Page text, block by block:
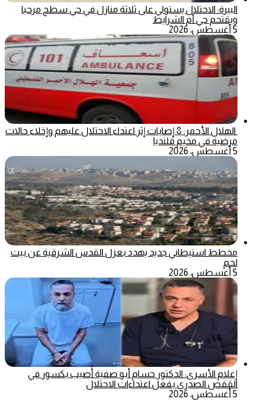
البيرة: الاحتلال يستولي على ثلاثة منازل في حي سطح مرحبا
ويقتحم حي أم الشرايط
5 أغسطس، 2026
الهلال الأحمر: 8 إصابات إثر اعتداء الاحتلال عليهم وإخلاء حالات
مرضية في مخيم قلنديا
5 أغسطس، 2026
مخطط استيطاني جديد يهدد بعزل القدس الشرقية عن بيت
لحم
5 أغسطس، 2026
إعلام الأسرى: الدكتور حسام أبو صفية أُصيب بكسور في
القفص الصدري بفعل اعتداءات الاحتلال
5 أغسطس، 2026